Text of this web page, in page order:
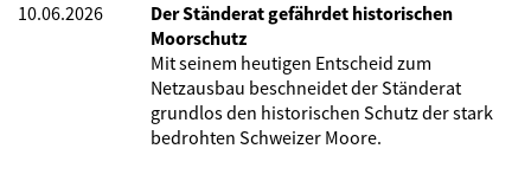
10.06.2026
Der Ständerat gefährdet historischen
Moorschutz
Mit seinem heutigen Entscheid zum
Netzausbau beschneidet der Ständerat
grundlos den historischen Schutz der stark
bedrohten Schweizer Moore.